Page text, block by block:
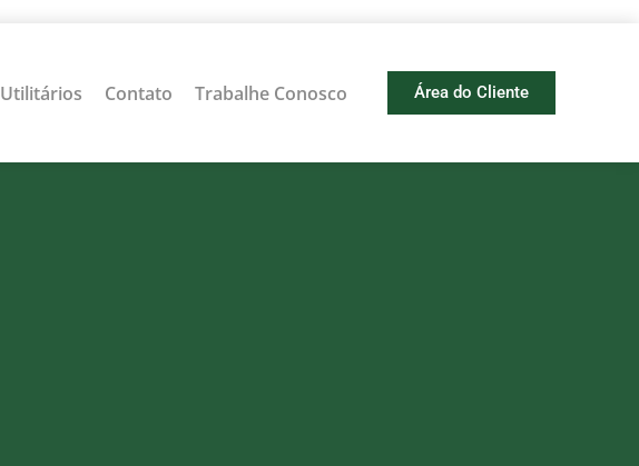
Utilitários Contato Trabalhe Conosco Área do Cliente